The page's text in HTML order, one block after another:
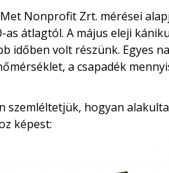
Nonprofit Zrt. mérései
as átlagtól. A május eleji
időben volt részünk. Egyes
a csapadék
szemléltetjük, hogyan
képest: